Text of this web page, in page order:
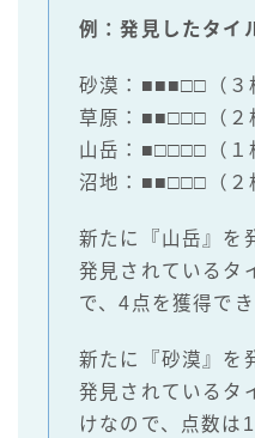
例：発見したタイ
砂漠：■■■□□（３
草原：■■□□□（２
山岳：■□□□□（１
沼地：■■□□□（２
新たに『山岳』を
発見されているタ
で、4点を獲得でき
新たに『砂漠』を
発見されているタ
けなので、点数は